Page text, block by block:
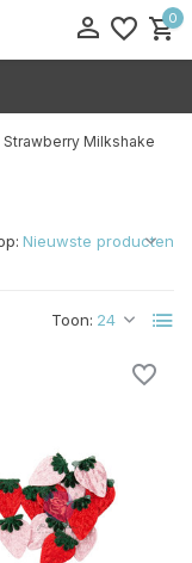
0
Strawberry Milkshake
Toon: